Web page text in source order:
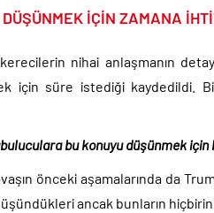
DÜŞÜNMEK İÇİN ZAMANA
nihai anlaşmanın
için süre istediği kaydedildi.
bu konuyu düşünmek için
önceki aşamalarında da
ancak bunların